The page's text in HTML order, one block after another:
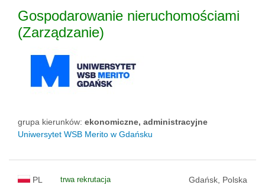
Gospodarowanie nieruchomościami
(Zarządzanie)
grupa kierunków: ekonomiczne, administracyjne
Uniwersytet WSB Merito w Gdańsku
PL trwa rekrutacja Gdańsk, Polska